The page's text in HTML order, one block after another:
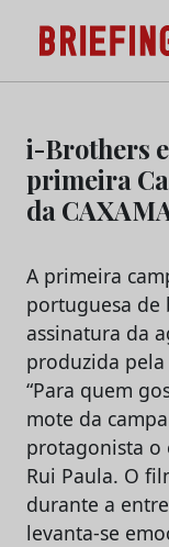
content
Briefing:
Marketing e da
i-Brothers
primeira
da
A primeira
portuguesa de
assinatura da
produzida pela
“Para quem
mote da
protagonista o
Rui Paula. O
durante a
levanta-se